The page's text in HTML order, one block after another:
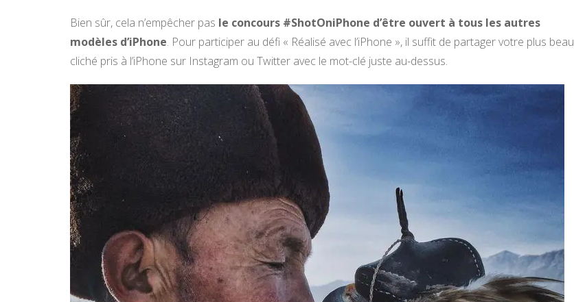
Bien sûr, cela n’empêcher pas le concours #ShotOniPhone d’être ouvert à tous les autres
modèles d’iPhone. Pour participer au défi « Réalisé avec l’iPhone », il suffit de partager votre plus beau
cliché pris à l’iPhone sur Instagram ou Twitter avec le mot-clé juste au-dessus.